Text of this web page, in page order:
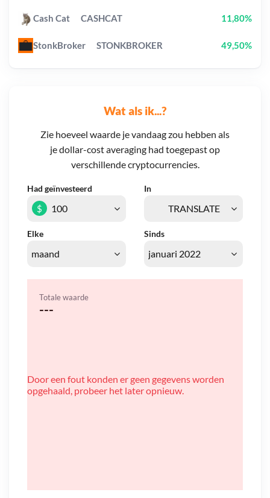
Wat als ik...?
Zie hoeveel waarde je vandaag zou hebben als
je dollar-cost averaging had toegepast op
verschillende cryptocurrencies.
Had geïnvesteerd In
Elke Sinds
$
Totale waarde
---
Door een fout konden er geen gegevens worden
opgehaald, probeer het later opnieuw.
Cash Cat CASHCAT 11,80%
StonkBroker STONKBROKER 49,50%